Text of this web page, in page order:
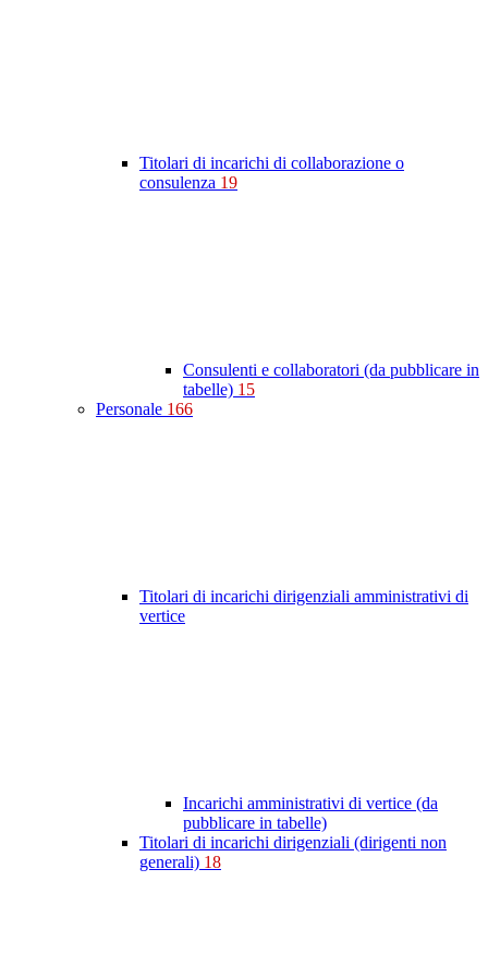
Titolari di incarichi di collaborazione o
consulenza 19
Consulenti e collaboratori (da pubblicare in
tabelle) 15
Personale 166
Titolari di incarichi dirigenziali amministrativi di
vertice
Incarichi amministrativi di vertice (da
pubblicare in tabelle)
Titolari di incarichi dirigenziali (dirigenti non
generali) 18